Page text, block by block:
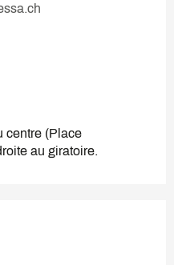
centre (Place
au giratoire.